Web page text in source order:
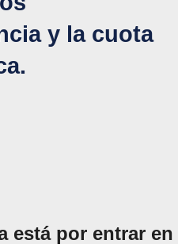
y la cuota
está por entrar en